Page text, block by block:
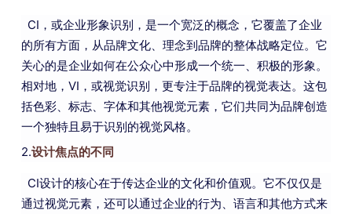
CI，或企业形象识别，是一个宽泛的概念，它覆盖了企业
的所有方面，从品牌文化、理念到品牌的整体战略定位。它
关心的是企业如何在公众心中形成一个统一、积极的形象。
相对地，VI，或视觉识别，更专注于品牌的视觉表达。这包
括色彩、标志、字体和其他视觉元素，它们共同为品牌创造
一个独特且易于识别的视觉风格。
2.设计焦点的不同
CI设计的核心在于传达企业的文化和价值观。它不仅仅是
通过视觉元素，还可以通过企业的行为、语言和其他方式来